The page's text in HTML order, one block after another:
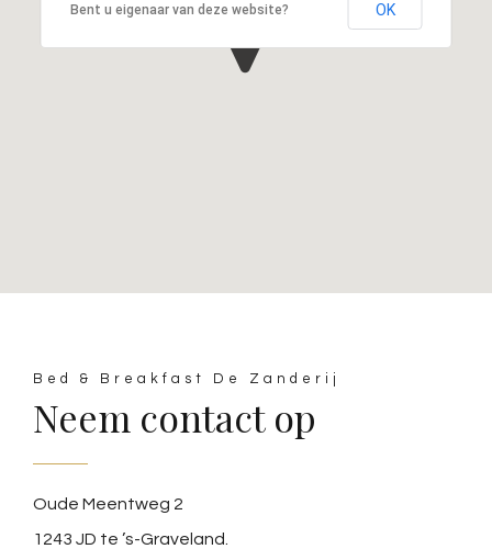
Bent u eigenaar van deze website? OK
Bed & Breakfast De Zanderij
Neem contact op
Oude Meentweg 2
1243 JD te ’s-Graveland.